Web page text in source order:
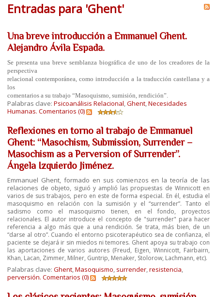
Entradas para 'Ghent'
Una breve introducción a Emmanuel Ghent.
Alejandro Ávila Espada.
Se presenta una breve semblanza biográfica de uno de los creadores de la
perspectiva
relacional contemporánea, como introducción a la traducción castellana y a
los
comentarios a su trabajo “Masoquismo, sumisión, rendición”.
Palabras clave: Psicoanálisis Relacional,Ghent,Necesidades
Humanas. Comentarios (0)
Reflexiones en torno al trabajo de Emmanuel
Ghent: “Masochism, Submission, Surrender –
Masochism as a Perversion of Surrender”.
Ángela Izquierdo Jiménez.
Emmanuel Ghent, formado en sus comienzos en la teoría de las
relaciones de objeto, siguió y amplió las propuestas de Winnicott en
varios de sus trabajos, pero en este deforma especial. En él, estudia el
masoquismo en relación con la sumisión y el “surrender”. Tanto el
sadismo como el masoquismo tienen, en el fondo, proyectos
relacionales. El autor introduce el concepto de "surrender" para hacer
referencia a algo más que a una rendición. Se trata, más bien, de un
“darse al otro”. Cuando el entorno psicoterapéutico sea de confianza, el
paciente se dejará ir sin miedos ni temores. Ghent apoya su trabajo con
las aportaciones de varios autores (Freud, Eigen, Winnicott, Fairbairn,
Khan, Lacan, Zimmer, Milner, Guntrip, Menaker, Stolorow, Lachmann, etc).
Palabras clave: Ghent,Masoquismo, surrender,resistencia,
perversión. Comentarios (0)